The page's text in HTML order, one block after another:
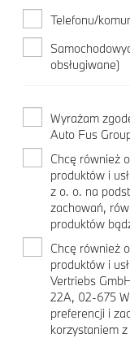
Telefonu/
obsługiwane)
Wyrażam
Auto Fus
Chcę również
produktów i
z o. o. na
zachowań,
produktów
Chcę również
produktów i
Vertriebs
22A, 02-675
preferencji i
korzystaniem